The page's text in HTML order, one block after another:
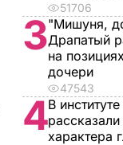
51706
3"Мишуня,
Драпатый
на
дочери
47543
4В
характера